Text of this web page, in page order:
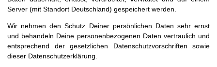
Server (mit Standort Deutschland) gespeichert werden.
Wir nehmen den Schutz Deiner persönlichen Daten sehr ernst
und behandeln Deine personenbezogenen Daten vertraulich und
entsprechend der gesetzlichen Datenschutzvorschriften sowie
dieser Datenschutzerklärung.